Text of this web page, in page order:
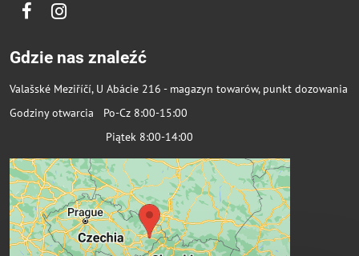
FacebookInstagram
Gdzie nas znaleźć
Valašské Meziříčí, U Abácie 216 - magazyn towarów, punkt dozowania
Godziny otwarcia Po-Cz 8:00-15:00
Piątek 8:00-14:00